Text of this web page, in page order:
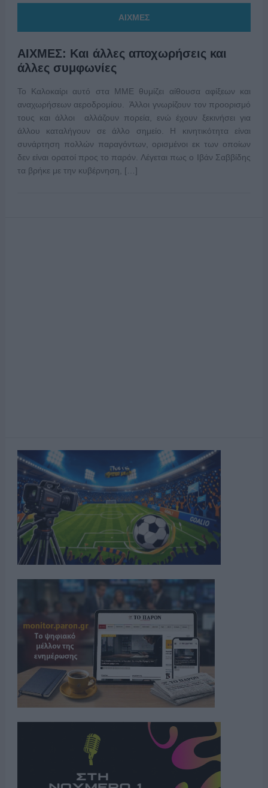
ΑΙΧΜΕΣ
ΑΙΧΜΕΣ: Και άλλες αποχωρήσεις και
άλλες συμφωνίες
Το Καλοκαίρι αυτό στα ΜΜΕ θυμίζει αίθουσα αφίξεων και
αναχωρήσεων αεροδρομίου. Άλλοι γνωρίζουν τον προορισμό
τους και άλλοι αλλάζουν πορεία, ενώ έχουν ξεκινήσει για
άλλου καταλήγουν σε άλλο σημείο. Η κινητικότητα είναι
συνάρτηση πολλών παραγόντων, ορισμένοι εκ των οποίων
δεν είναι ορατοί προς το παρόν. Λέγεται πως ο Ιβάν Σαββίδης
τα βρήκε με την κυβέρνηση, […]